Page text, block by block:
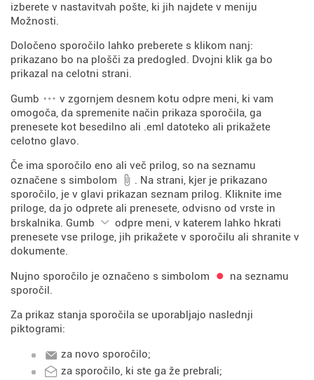
izberete v nastavitvah pošte, ki jih najdete v meniju
Možnosti.
Določeno sporočilo lahko preberete s klikom nanj:
prikazano bo na plošči za predogled. Dvojni klik ga bo
prikazal na celotni strani.
Gumb
v zgornjem desnem kotu odpre meni, ki vam
omogoča, da spremenite način prikaza sporočila, ga
prenesete kot besedilno ali .eml datoteko ali prikažete
celotno glavo.
Če ima sporočilo eno ali več prilog, so na seznamu
označene s simbolom
. Na strani, kjer je prikazano
sporočilo, je v glavi prikazan seznam prilog. Kliknite ime
priloge, da jo odprete ali prenesete, odvisno od vrste in
brskalnika. Gumb
odpre meni, v katerem lahko hkrati
prenesete vse priloge, jih prikažete v sporočilu ali shranite v
dokumente.
Nujno sporočilo je označeno s simbolom
na seznamu
sporočil.
Za prikaz stanja sporočila se uporabljajo naslednji
piktogrami:
za novo sporočilo;
za sporočilo, ki ste ga že prebrali;